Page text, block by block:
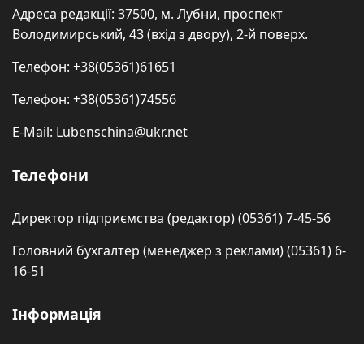
Адреса редакції: 37500, м. Лубни, проспект
Володимирський, 43 (вхід з двору), 2-й поверх.
Телефон: +38(05361)61651
Телефон: +38(05361)74556
E-Mail: Lubenschina@ukr.net
Телефони
Директор підприємства (редактор) (05361) 7-45-56
Головний бухгалтер (менеджер з реклами) (05361) 6-
16-51
Інформація